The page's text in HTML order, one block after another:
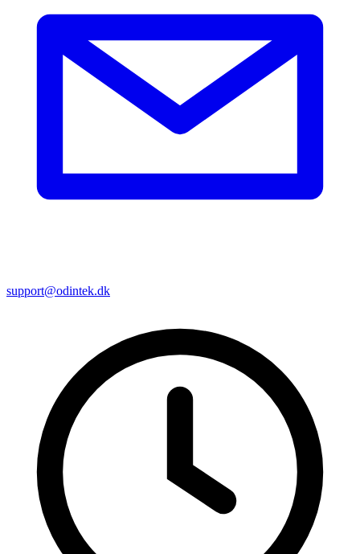
support@odintek.dk